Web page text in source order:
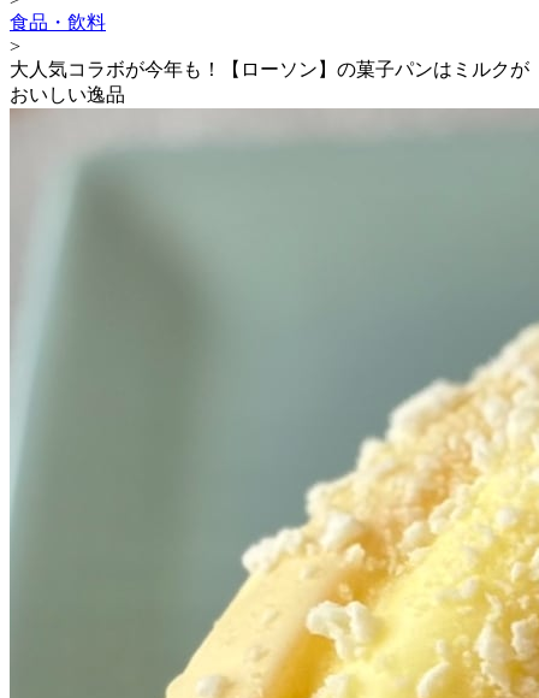
食品・飲料
>
大人気コラボが今年も！【ローソン】の菓子パンはミルクが
おいしい逸品